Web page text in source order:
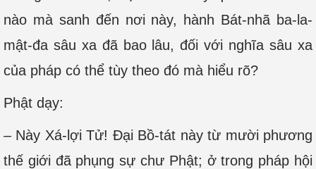
nào mà sanh đến nơi này, hành Bát-nhã ba-la-
mật-đa sâu xa đã bao lâu, đối với nghĩa sâu xa
của pháp có thể tùy theo đó mà hiểu rõ?
Phật dạy:
– Này Xá-lợi Tử! Đại Bồ-tát này từ mười phương
thế giới đã phụng sự chư Phật; ở trong pháp hội